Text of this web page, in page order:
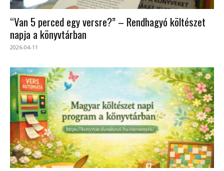
“Van 5 perced egy versre?” – Rendhagyó költészet
napja a könyvtárban
2026-04-11